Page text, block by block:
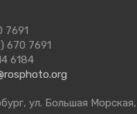
7691
670 7691
6184
ул. Большая